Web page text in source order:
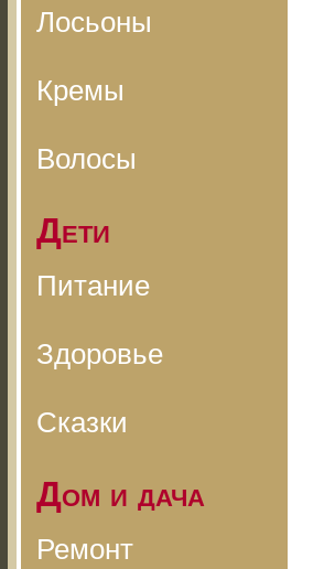
Лосьоны
Кремы
Волосы
Дети
Питание
Здоровье
Сказки
Дом и дача
Ремонт